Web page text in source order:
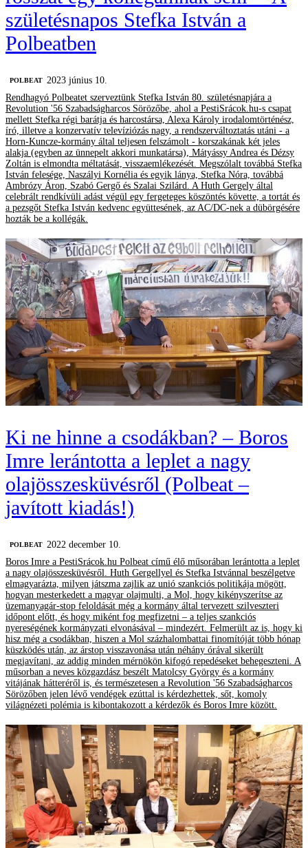
születésnapos Stefka István a
Polbeatben
‎POLBEAT
2023 június 10.
Rendhagyó Polbeatet szerveztünk Stefka István 80. születésnapjára a
Revolution '56 Szabadságharcos Sörözőbe, ahol a PestiSrácok.hu-s csapat
mellett Stefka régi barátja és harcostársa, Alexa Károly irodalomtörténész,
író, illetve a konzervatív televíziózás nagy, a rendszerváltoztatás utáni - a
Horn-Kuncze-kormány által teljesen felszámolt - korszakának két jeles
alakja (egyben az ünnepelt akkori munkatársa), Mátyássy Andrea és Dézsy
Zoltán is elmondta méltatását, visszaemlékezését. Megszólalt továbbá Stefka
István felesége, Naszályi Kornélia és egyik lánya, Stefka Nóra, továbbá
Ambrózy Áron, Szabó Gergő és Szalai Szilárd. A Huth Gergely által
celebrált rendkívüli adást végül egy fergeteges köszöntés követte, a tortát és
a pezsgőt Stefka István kedvenc együttesének, az AC/DC-nek a dübörgésére
hozták be a kollégák.
Ki ne hinne a csodákban? – Boros
Imre lerántotta a leplet a nagy
olajösszesküvésről (Polbeat –
javított kiadás!)
‎POLBEAT 2022 december 10.
Boros Imre a PestiSrácok.hu Polbeat című élő műsorában lerántotta a leplet
a nagy olajösszesküvésről. Huth Gergellyel és Stefka Istvánnal beszélgetve
elmagyarázta, milyen játszma zajlik az unió szankciós politikája mögött,
hogyan mesterkedett a magyar olajmulti, a Mol, hogy kikényszerítse az
üzemanyagár-stop feloldását még a kormány által tervezett szilveszteri
időpont előtt, és hogy miként fog megfizetni – a teljes szankciós
nyereségének kormányzati elvonásával – mindezért. Felmerült az is, hogy ki
hisz még a csodákban, hiszen a Mol százhalombattai finomítóját több hónap
küszködés után, az árstop visszavonása után néhány órával sikerült
megjavítani, az addig minden mérnökön kifogó repedéseket behegeszteni. A
műsorban a neves közgazdász beszélt Matolcsy György és a kormány
vitájának hátteréről is, és természetesen a Revolution '56 Szabadságharcos
Sörözőben jelen lévő vendégek ezúttal is kérdezhettek, sőt, komoly
világnézeti polémia is kibontakozott a kérdezők és Boros Imre között.